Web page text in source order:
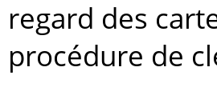
regard des
procédure de